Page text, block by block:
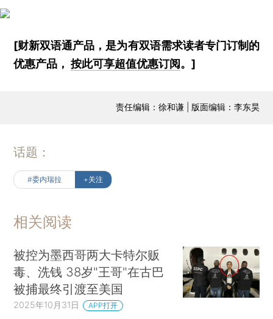
[财新双语通产品，是为有双语需求读者专门订制的
优惠产品，按此可享超值优惠订阅。]
责任编辑：徐和谦 | 版面编辑：李东昊
话题：
#委内瑞拉 +关注
相关阅读
被控为墨西哥两大卡特尔贩
毒、洗钱 38岁"王哥"在古巴
被捕最终引渡至美国
2025年10月31日 APP打开